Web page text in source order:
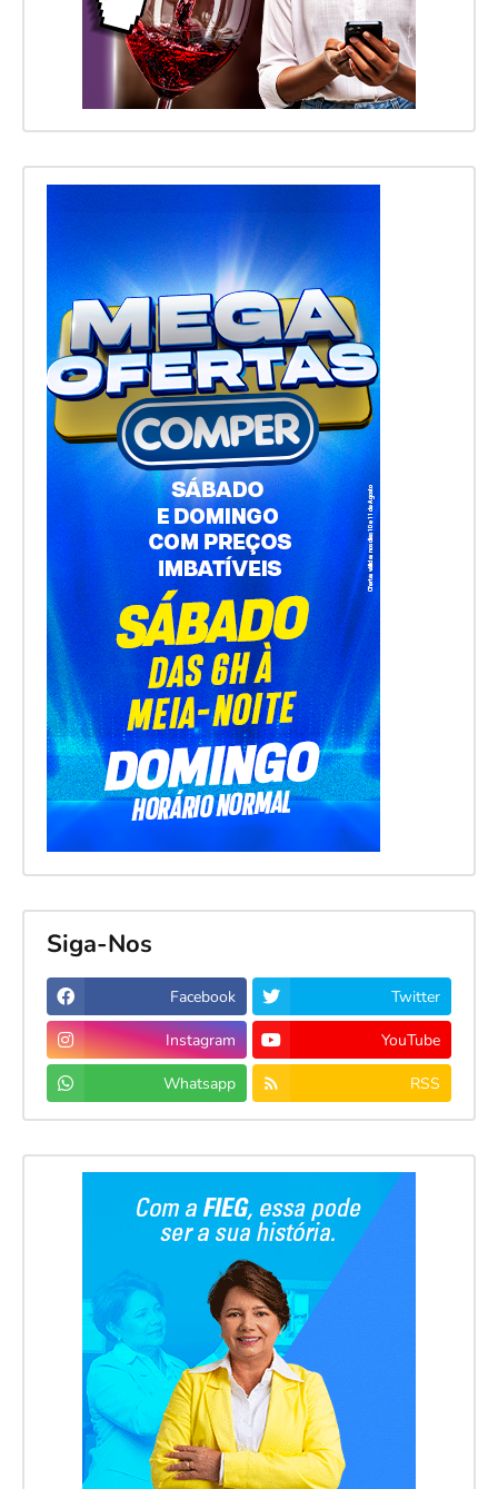
Siga-Nos
Facebook Twitter
Instagram YouTube
Whatsapp RSS